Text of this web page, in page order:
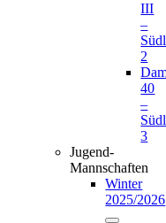
III
–
2
40
–
3
Jugend-
Mannschaften
Winter
2025/2026